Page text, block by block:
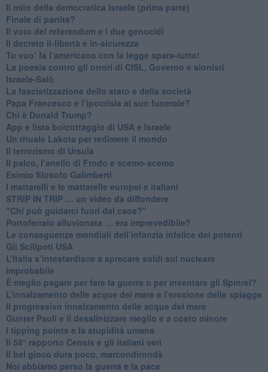
Il mito della democratica Israele (prima parte)
​Finale di partita?
​Il voto del referendum e i due genocidi
Il decreto il-libertà e in-sicurezza
Tu vuo’ fa l’americano con la legge spara-tutto!
La poesia contro gli orrori di CISL, Governo e sionisti
Israele-Salò
​La fascistizzazione dello stato e della società
Papa Francesco e l’ipocrisia al suo funerale?
​Chi è Donald Trump?
App e lista boicottaggio di USA e Israele
​Un rituale Lakota per redimere il mondo
Il terrorismo di Ursula
​Il palco, l’anello di Frodo e scemo-scemo
Esimio filosofo Galimberti
​I mattarelli e le mattarelle europei e italiani
​STRIP IN TRIP … un video da diffondere
"Chi può guidarci fuori dal caos?"
​Portoferraio alluvionata … era imprevedibile?
Le conseguenze mondiali dell’infanzia infelice dei potenti
​Gli Scilipoti USA
L’Italia s’intestardisce a sprecare soldi sul nucleare
improbabile
È meglio pagare per fare la guerra o per inventare gli Spinrel?
​L’innalzamento delle acque del mare e l’erosione delle spiagge
​Il progressivo innalzamento delle acque del mare
​Gunter Pauli e il desalinizzare meglio e a costo minore
I tipping points e la stupidità umana
​Il 58° rapporto Censis e gli italiani veri
​Il bel gioco dura poco, marcondirondà
Noi abbiamo perso la guerra e la pace